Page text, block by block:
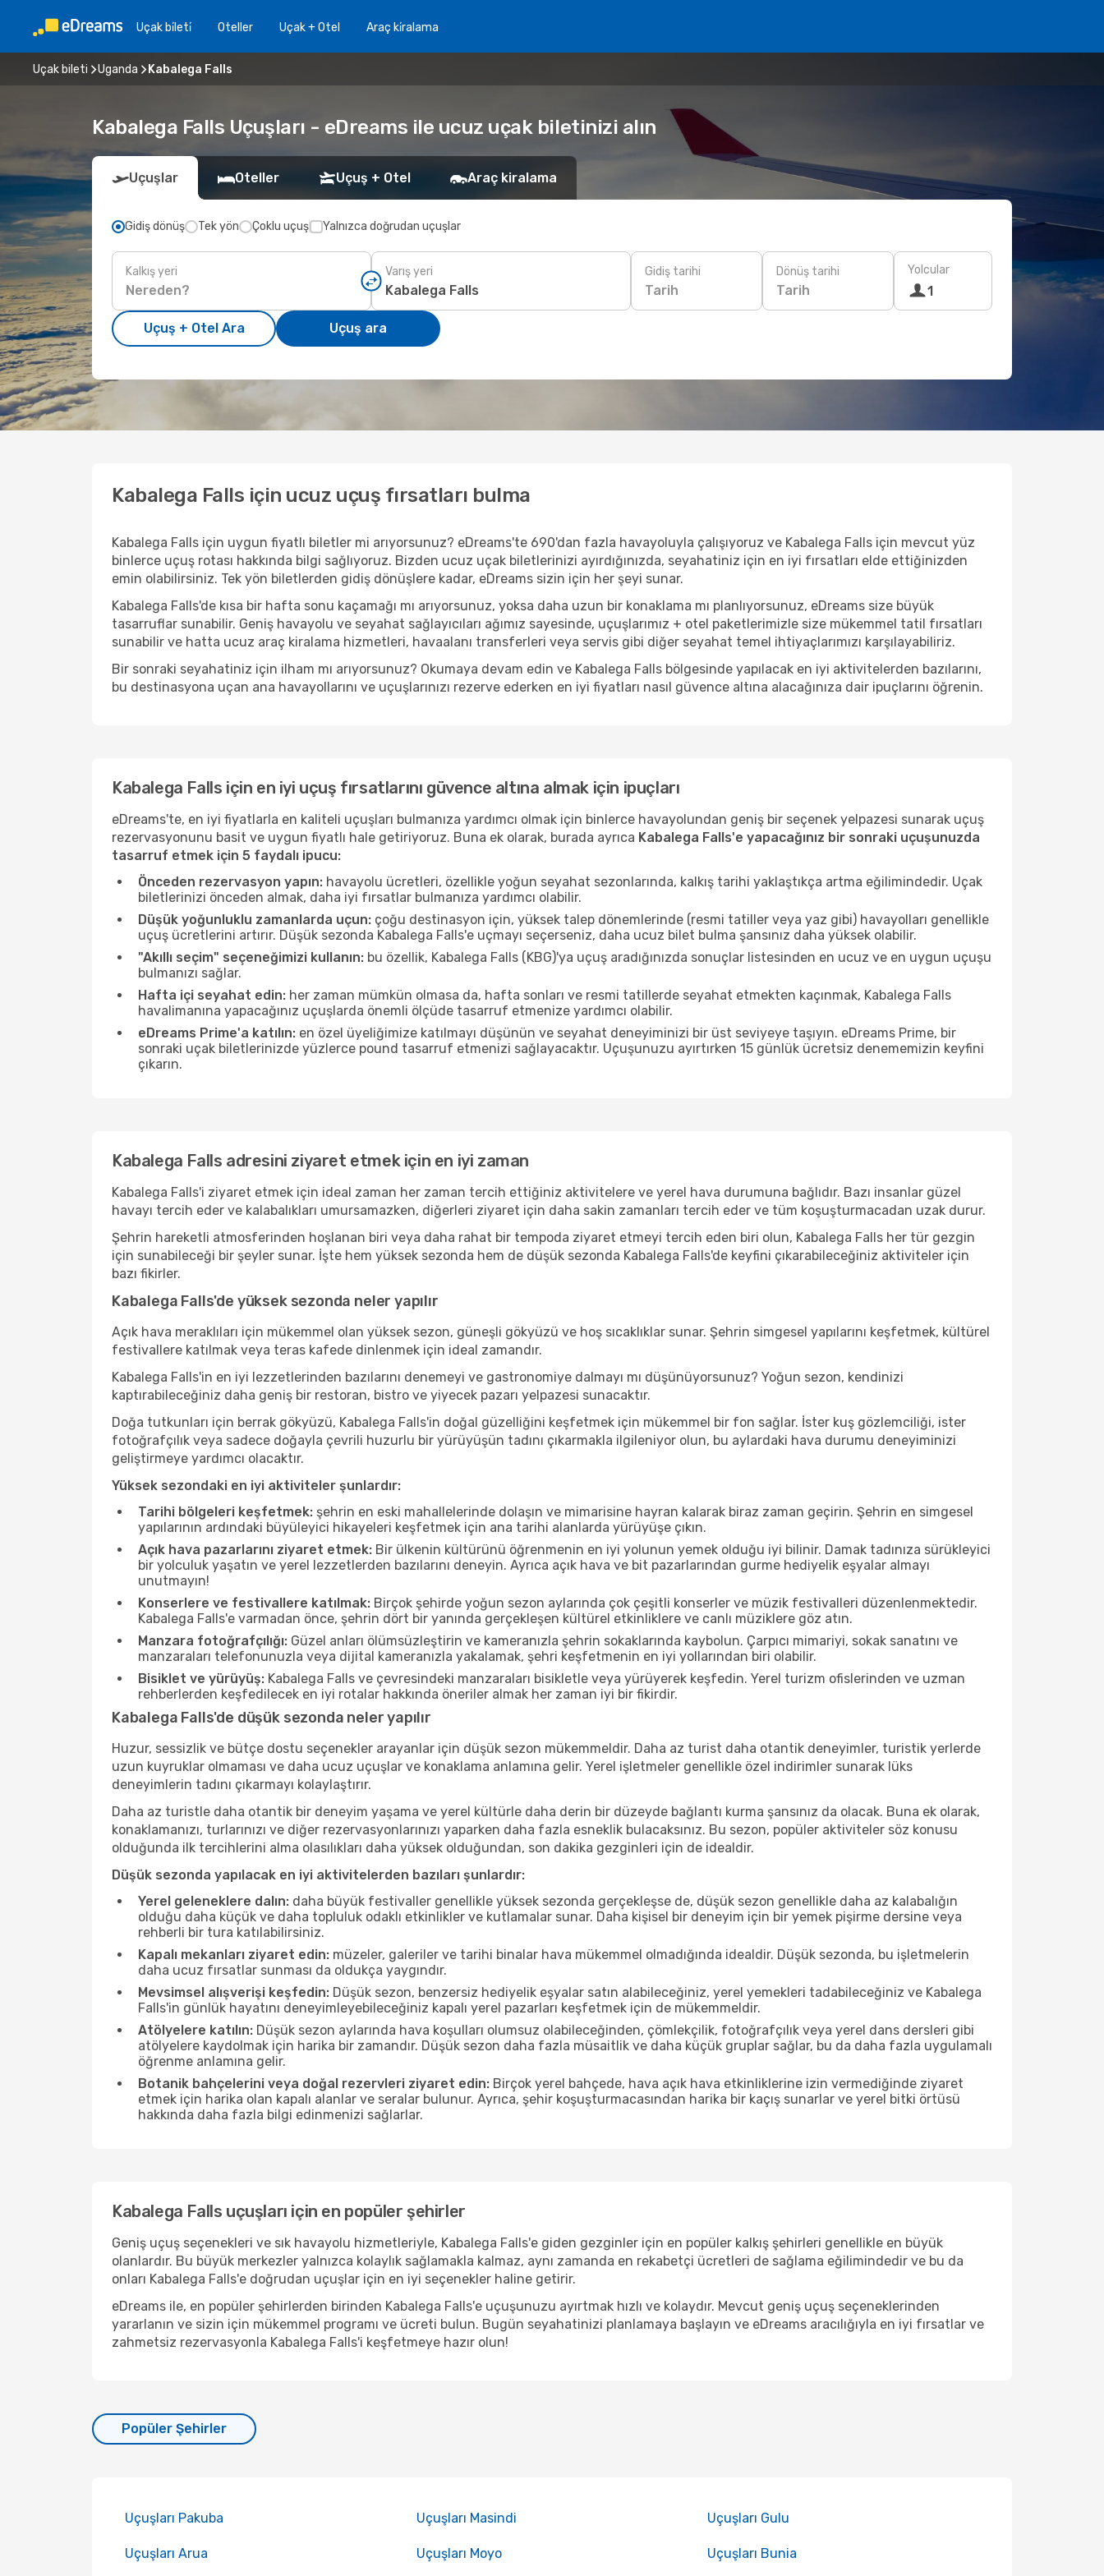
Uçak bi̇leti̇ Oteller Uçak + Otel Araç ki̇ralama
Uçak bileti Uganda Kabalega Falls
Kabalega Falls Uçuşları - eDreams ile ucuz uçak biletinizi alın
Uçuşlar Oteller Uçuş + Otel Araç kiralama
Gidiş dönüş Tek yön Çoklu uçuş Yalnızca doğrudan uçuşlar
Kalkış yeri Varış yeri Gidiş tarihi
Tarih
Dönüş tarihi
Tarih
Yolcular
1
Uçuş + Otel Ara Uçuş ara
Kabalega Falls için ucuz uçuş fırsatları bulma
Kabalega Falls için uygun fiyatlı biletler mi arıyorsunuz? eDreams'te 690'dan fazla havayoluyla çalışıyoruz ve Kabalega Falls için mevcut yüz
binlerce uçuş rotası hakkında bilgi sağlıyoruz. Bizden ucuz uçak biletlerinizi ayırdığınızda, seyahatiniz için en iyi fırsatları elde ettiğinizden
emin olabilirsiniz. Tek yön biletlerden gidiş dönüşlere kadar, eDreams sizin için her şeyi sunar.
Kabalega Falls'de kısa bir hafta sonu kaçamağı mı arıyorsunuz, yoksa daha uzun bir konaklama mı planlıyorsunuz, eDreams size büyük
tasarruflar sunabilir. Geniş havayolu ve seyahat sağlayıcıları ağımız sayesinde, uçuşlarımız + otel paketlerimizle size mükemmel tatil fırsatları
sunabilir ve hatta ucuz araç kiralama hizmetleri, havaalanı transferleri veya servis gibi diğer seyahat temel ihtiyaçlarımızı karşılayabiliriz.
Bir sonraki seyahatiniz için ilham mı arıyorsunuz? Okumaya devam edin ve Kabalega Falls bölgesinde yapılacak en iyi aktivitelerden bazılarını,
bu destinasyona uçan ana havayollarını ve uçuşlarınızı rezerve ederken en iyi fiyatları nasıl güvence altına alacağınıza dair ipuçlarını öğrenin.
Kabalega Falls için en iyi uçuş fırsatlarını güvence altına almak için ipuçları
eDreams'te, en iyi fiyatlarla en kaliteli uçuşları bulmanıza yardımcı olmak için binlerce havayolundan geniş bir seçenek yelpazesi sunarak uçuş
rezervasyonunu basit ve uygun fiyatlı hale getiriyoruz. Buna ek olarak, burada ayrıca Kabalega Falls'e yapacağınız bir sonraki uçuşunuzda
tasarruf etmek için 5 faydalı ipucu:
Önceden rezervasyon yapın: havayolu ücretleri, özellikle yoğun seyahat sezonlarında, kalkış tarihi yaklaştıkça artma eğilimindedir. Uçak
biletlerinizi önceden almak, daha iyi fırsatlar bulmanıza yardımcı olabilir.
Düşük yoğunluklu zamanlarda uçun: çoğu destinasyon için, yüksek talep dönemlerinde (resmi tatiller veya yaz gibi) havayolları genellikle
uçuş ücretlerini artırır. Düşük sezonda Kabalega Falls'e uçmayı seçerseniz, daha ucuz bilet bulma şansınız daha yüksek olabilir.
"Akıllı seçim" seçeneğimizi kullanın: bu özellik, Kabalega Falls (KBG)'ya uçuş aradığınızda sonuçlar listesinden en ucuz ve en uygun uçuşu
bulmanızı sağlar.
Hafta içi seyahat edin: her zaman mümkün olmasa da, hafta sonları ve resmi tatillerde seyahat etmekten kaçınmak, Kabalega Falls
havalimanına yapacağınız uçuşlarda önemli ölçüde tasarruf etmenize yardımcı olabilir.
eDreams Prime'a katılın: en özel üyeliğimize katılmayı düşünün ve seyahat deneyiminizi bir üst seviyeye taşıyın. eDreams Prime, bir
sonraki uçak biletlerinizde yüzlerce pound tasarruf etmenizi sağlayacaktır. Uçuşunuzu ayırtırken 15 günlük ücretsiz denememizin keyfini
çıkarın.
Kabalega Falls adresini ziyaret etmek için en iyi zaman
Kabalega Falls'i ziyaret etmek için ideal zaman her zaman tercih ettiğiniz aktivitelere ve yerel hava durumuna bağlıdır. Bazı insanlar güzel
havayı tercih eder ve kalabalıkları umursamazken, diğerleri ziyaret için daha sakin zamanları tercih eder ve tüm koşuşturmacadan uzak durur.
Şehrin hareketli atmosferinden hoşlanan biri veya daha rahat bir tempoda ziyaret etmeyi tercih eden biri olun, Kabalega Falls her tür gezgin
için sunabileceği bir şeyler sunar. İşte hem yüksek sezonda hem de düşük sezonda Kabalega Falls'de keyfini çıkarabileceğiniz aktiviteler için
bazı fikirler.
Kabalega Falls'de yüksek sezonda neler yapılır
Açık hava meraklıları için mükemmel olan yüksek sezon, güneşli gökyüzü ve hoş sıcaklıklar sunar. Şehrin simgesel yapılarını keşfetmek, kültürel
festivallere katılmak veya teras kafede dinlenmek için ideal zamandır.
Kabalega Falls'in en iyi lezzetlerinden bazılarını denemeyi ve gastronomiye dalmayı mı düşünüyorsunuz? Yoğun sezon, kendinizi
kaptırabileceğiniz daha geniş bir restoran, bistro ve yiyecek pazarı yelpazesi sunacaktır.
Doğa tutkunları için berrak gökyüzü, Kabalega Falls'in doğal güzelliğini keşfetmek için mükemmel bir fon sağlar. İster kuş gözlemciliği, ister
fotoğrafçılık veya sadece doğayla çevrili huzurlu bir yürüyüşün tadını çıkarmakla ilgileniyor olun, bu aylardaki hava durumu deneyiminizi
geliştirmeye yardımcı olacaktır.
Yüksek sezondaki en iyi aktiviteler şunlardır:
Tarihi bölgeleri keşfetmek: şehrin en eski mahallelerinde dolaşın ve mimarisine hayran kalarak biraz zaman geçirin. Şehrin en simgesel
yapılarının ardındaki büyüleyici hikayeleri keşfetmek için ana tarihi alanlarda yürüyüşe çıkın.
Açık hava pazarlarını ziyaret etmek: Bir ülkenin kültürünü öğrenmenin en iyi yolunun yemek olduğu iyi bilinir. Damak tadınıza sürükleyici
bir yolculuk yaşatın ve yerel lezzetlerden bazılarını deneyin. Ayrıca açık hava ve bit pazarlarından gurme hediyelik eşyalar almayı
unutmayın!
Konserlere ve festivallere katılmak: Birçok şehirde yoğun sezon aylarında çok çeşitli konserler ve müzik festivalleri düzenlenmektedir.
Kabalega Falls'e varmadan önce, şehrin dört bir yanında gerçekleşen kültürel etkinliklere ve canlı müziklere göz atın.
Manzara fotoğrafçılığı: Güzel anları ölümsüzleştirin ve kameranızla şehrin sokaklarında kaybolun. Çarpıcı mimariyi, sokak sanatını ve
manzaraları telefonunuzla veya dijital kameranızla yakalamak, şehri keşfetmenin en iyi yollarından biri olabilir.
Bisiklet ve yürüyüş: Kabalega Falls ve çevresindeki manzaraları bisikletle veya yürüyerek keşfedin. Yerel turizm ofislerinden ve uzman
rehberlerden keşfedilecek en iyi rotalar hakkında öneriler almak her zaman iyi bir fikirdir.
Kabalega Falls'de düşük sezonda neler yapılır
Huzur, sessizlik ve bütçe dostu seçenekler arayanlar için düşük sezon mükemmeldir. Daha az turist daha otantik deneyimler, turistik yerlerde
uzun kuyruklar olmaması ve daha ucuz uçuşlar ve konaklama anlamına gelir. Yerel işletmeler genellikle özel indirimler sunarak lüks
deneyimlerin tadını çıkarmayı kolaylaştırır.
Daha az turistle daha otantik bir deneyim yaşama ve yerel kültürle daha derin bir düzeyde bağlantı kurma şansınız da olacak. Buna ek olarak,
konaklamanızı, turlarınızı ve diğer rezervasyonlarınızı yaparken daha fazla esneklik bulacaksınız. Bu sezon, popüler aktiviteler söz konusu
olduğunda ilk tercihlerini alma olasılıkları daha yüksek olduğundan, son dakika gezginleri için de idealdir.
Düşük sezonda yapılacak en iyi aktivitelerden bazıları şunlardır:
Yerel geleneklere dalın: daha büyük festivaller genellikle yüksek sezonda gerçekleşse de, düşük sezon genellikle daha az kalabalığın
olduğu daha küçük ve daha topluluk odaklı etkinlikler ve kutlamalar sunar. Daha kişisel bir deneyim için bir yemek pişirme dersine veya
rehberli bir tura katılabilirsiniz.
Kapalı mekanları ziyaret edin: müzeler, galeriler ve tarihi binalar hava mükemmel olmadığında idealdir. Düşük sezonda, bu işletmelerin
daha ucuz fırsatlar sunması da oldukça yaygındır.
Mevsimsel alışverişi keşfedin: Düşük sezon, benzersiz hediyelik eşyalar satın alabileceğiniz, yerel yemekleri tadabileceğiniz ve Kabalega
Falls'in günlük hayatını deneyimleyebileceğiniz kapalı yerel pazarları keşfetmek için de mükemmeldir.
Atölyelere katılın: Düşük sezon aylarında hava koşulları olumsuz olabileceğinden, çömlekçilik, fotoğrafçılık veya yerel dans dersleri gibi
atölyelere kaydolmak için harika bir zamandır. Düşük sezon daha fazla müsaitlik ve daha küçük gruplar sağlar, bu da daha fazla uygulamalı
öğrenme anlamına gelir.
Botanik bahçelerini veya doğal rezervleri ziyaret edin: Birçok yerel bahçede, hava açık hava etkinliklerine izin vermediğinde ziyaret
etmek için harika olan kapalı alanlar ve seralar bulunur. Ayrıca, şehir koşuşturmacasından harika bir kaçış sunarlar ve yerel bitki örtüsü
hakkında daha fazla bilgi edinmenizi sağlarlar.
Kabalega Falls uçuşları için en popüler şehirler
Geniş uçuş seçenekleri ve sık havayolu hizmetleriyle, Kabalega Falls'e giden gezginler için en popüler kalkış şehirleri genellikle en büyük
olanlardır. Bu büyük merkezler yalnızca kolaylık sağlamakla kalmaz, aynı zamanda en rekabetçi ücretleri de sağlama eğilimindedir ve bu da
onları Kabalega Falls'e doğrudan uçuşlar için en iyi seçenekler haline getirir.
eDreams ile, en popüler şehirlerden birinden Kabalega Falls'e uçuşunuzu ayırtmak hızlı ve kolaydır. Mevcut geniş uçuş seçeneklerinden
yararlanın ve sizin için mükemmel programı ve ücreti bulun. Bugün seyahatinizi planlamaya başlayın ve eDreams aracılığıyla en iyi fırsatlar ve
zahmetsiz rezervasyonla Kabalega Falls'i keşfetmeye hazır olun!
Popüler Şehirler
Uçuşları Pakuba Uçuşları Masindi Uçuşları Gulu
Uçuşları Arua Uçuşları Moyo Uçuşları Bunia